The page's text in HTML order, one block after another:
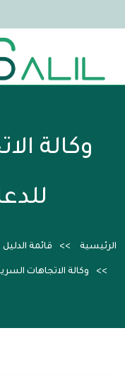
وكالة
الرئيسية قائمة الدليل
وكالة الاتجاهات